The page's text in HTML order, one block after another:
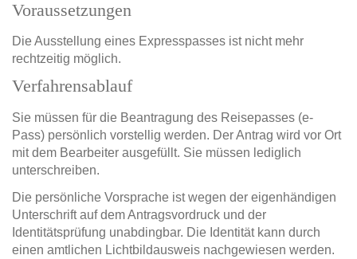
Voraussetzungen
Die Ausstellung eines Expresspasses ist nicht mehr
rechtzeitig möglich.
Verfahrensablauf
Sie müssen für die Beantragung des Reisepasses (e-
Pass) persönlich vorstellig werden. Der Antrag wird vor Ort
mit dem Bearbeiter ausgefüllt. Sie müssen lediglich
unterschreiben.
Die persönliche Vorsprache ist wegen der eigenhändigen
Unterschrift auf dem Antragsvordruck und der
Identitätsprüfung unabdingbar. Die Identität kann durch
einen amtlichen Lichtbildausweis nachgewiesen werden.